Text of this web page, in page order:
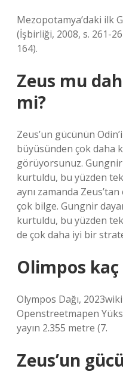
Mezopotamya’daki ilk
(İşbirliği, 2008, s. 261-
164).
Zeus mu
mi?
Zeus’un gücünün
büyüsünden çok daha
görüyorsunuz. Gungnir
kurtuldu, bu yüzden
aynı zamanda
çok bilge. Gungnir
kurtuldu, bu yüzden
de çok daha iyi bir
Olimpos
Olympos Dağı,
Openstreetmapen
yayın 2.355 metre (7.
Zeus’un